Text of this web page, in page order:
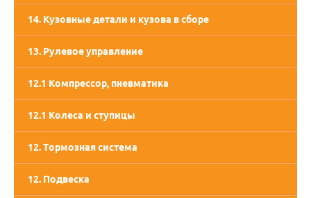
14. Кузовные детали и кузова в сборе
13. Рулевое управление
12.1 Компрессор, пневматика
12.1 Колеса и ступицы
12. Тормозная система
12. Подвеска